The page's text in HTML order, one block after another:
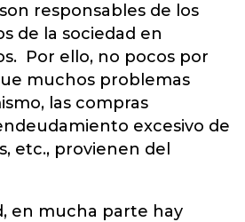
responsables de los
de la sociedad en
Por ello, no pocos por
muchos problemas
las compras
excesivo de
etc., provienen del
en mucha parte hay